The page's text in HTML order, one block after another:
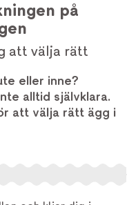
på
att välja rätt
eller inne?
alltid självklara.
att välja rätt ägg i